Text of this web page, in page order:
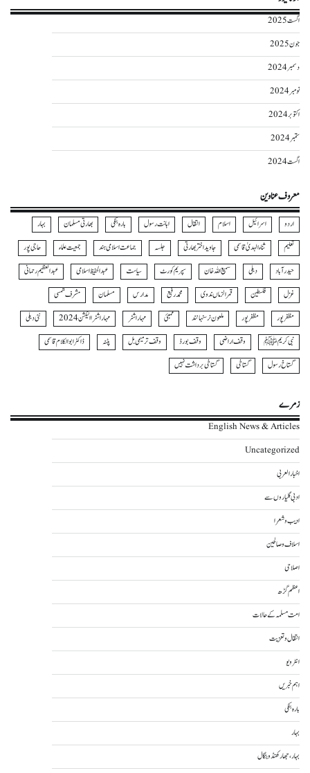
اگست 2025
جون 2025
دسمبر 2024
نومبر 2024
اکتوبر 2024
ستمبر 2024
اگست 2024
معروف عناوین
اردو اسرائیل اسلام انتقال اہانت رسول بارہ بنکی بھارتی مسلمان
بہار
تعلیم
ثناءالہدیٰ قاسمی جاوید اختر بھارتی جلسہ جماعت اسلامی ہند جمعیت علماء
حاجی پور
حیدرآباد
دہلی سمیع اللہ خان سپریم کورٹ سیاست عبدالحفیظ اسلامی
عبدالعظیم رحمانی
غزل
فلسطین قمرالزماں ندوی محمد رفیع مدارس مسلمان
مشرف شمسی
مظفر پور
مظفرپور ملعون نرسنہا نند ممبئی مہاراشٹر مہاراشٹرا الیکشن 2024
نئی دہلی
نبی کریمﷺ
وقف اراضی وقف بورڈ وقف ترمیمی بل پٹنہ
ڈاکٹر ابوالکلام قاسمی
گستاخ رسول
گستاخی گستاخی برداشت نہیں
زمرے
English News & Articles
Uncategorized
اخبار العربی
ادبی گلیاروں سے
ادیب و شعرا
اسلاف و صالحین
اصلاحی
اعظم گڑھ
امت مسلمہ کے حالات
انتقال و تعزیت
انٹرویو
اہم خبریں
بارہ بنکی
بہار
بہار، جھارکھنڈ و بنگال